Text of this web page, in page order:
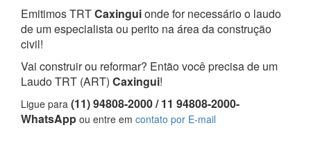
Emitimos TRTCaxinguionde for necessário o laudo
de um especialista ou perito na área da construção
civil!
Vai construir ou reformar? Então você precisa de um
Laudo TRT (ART) Caxingui!
Ligue para (11) 94808-2000 / 11 94808-2000-
WhatsApp ou entre em contato por E-mail